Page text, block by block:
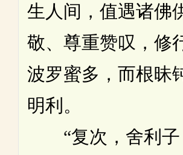
生人间，值遇诸佛
敬、尊重赞叹，修
波罗蜜多，而根昧
明利。
“复次，舍利子